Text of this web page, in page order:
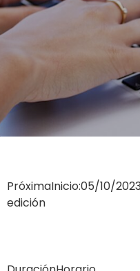
Próxima
edición
Inicio:05/10/